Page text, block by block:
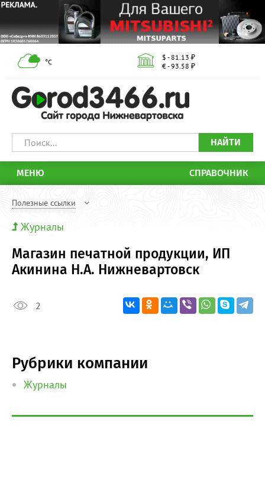
°С
$ - 81.13 ₽
€ - 93.58 ₽
НАЙТИ
МЕНЮ СПРАВОЧНИК
Полезные ссылки
Журналы
Магазин печатной продукции, ИП
Акинина Н.А. Нижневартовск
2
Рубрики компании
Журналы